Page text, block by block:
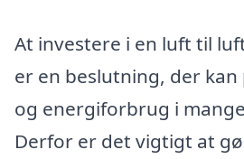
At investere i en luft til
er en beslutning, der
og energiforbrug i
Derfor er det vigtigt at